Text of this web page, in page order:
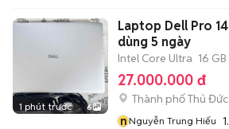
1 phút trước 6
Laptop Dell Pro
dùng 5 ngày
Intel Core Ultra 16 GB
27.000.000 đ
Thành phố Thủ Đức
nNguyễn Trung Hiếu